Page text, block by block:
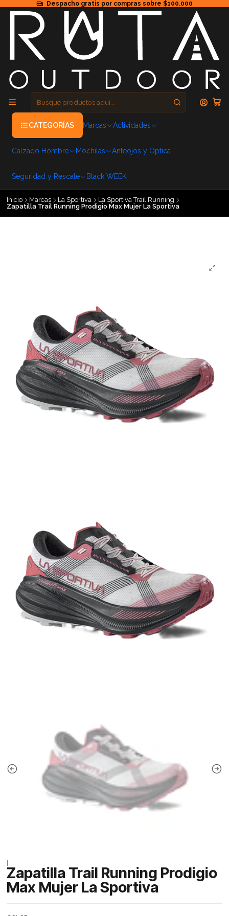
Despacho gratis por compras sobre $100.000
CATEGORÍAS Marcas Actividades
Calzado Hombre Mochilas Anteojos y Optica
Seguridad y Rescate Black WEEK
Inicio Marcas La Sportiva
La Sportiva Trail Running
Zapatilla Trail Running Prodigio Max Mujer La Sportiva
Zapatilla Trail Running Prodigio
Max Mujer La Sportiva